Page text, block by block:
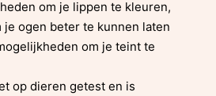
om je lippen te kleuren,
je ogen beter te kunnen laten
om je teint te
op dieren getest en is